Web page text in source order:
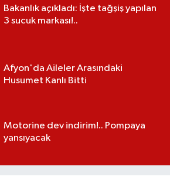
Bakanlık açıkladı: İşte tağşiş yapılan
3 sucuk markası!..
Afyon'da Aileler Arasındaki
Husumet Kanlı Bitti
Motorine dev indirim!.. Pompaya
yansıyacak